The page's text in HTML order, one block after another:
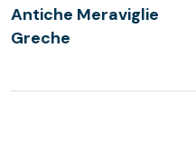
Antiche Meraviglie
Greche